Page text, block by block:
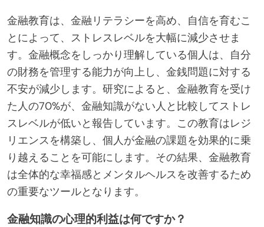
金融教育は、金融リテラシーを高め、自信を育むこ
とによって、ストレスレベルを大幅に減少させま
す。金融概念をしっかり理解している個人は、自分
の財務を管理する能力が向上し、金銭問題に対する
不安が減少します。研究によると、金融教育を受け
た人の70%が、金融知識がない人と比較してストレ
スレベルが低いと報告しています。この教育はレジ
リエンスを構築し、個人が金融の課題を効果的に乗
り越えることを可能にします。その結果、金融教育
は全体的な幸福感とメンタルヘルスを改善するため
の重要なツールとなります。
金融知識の心理的利益は何ですか？